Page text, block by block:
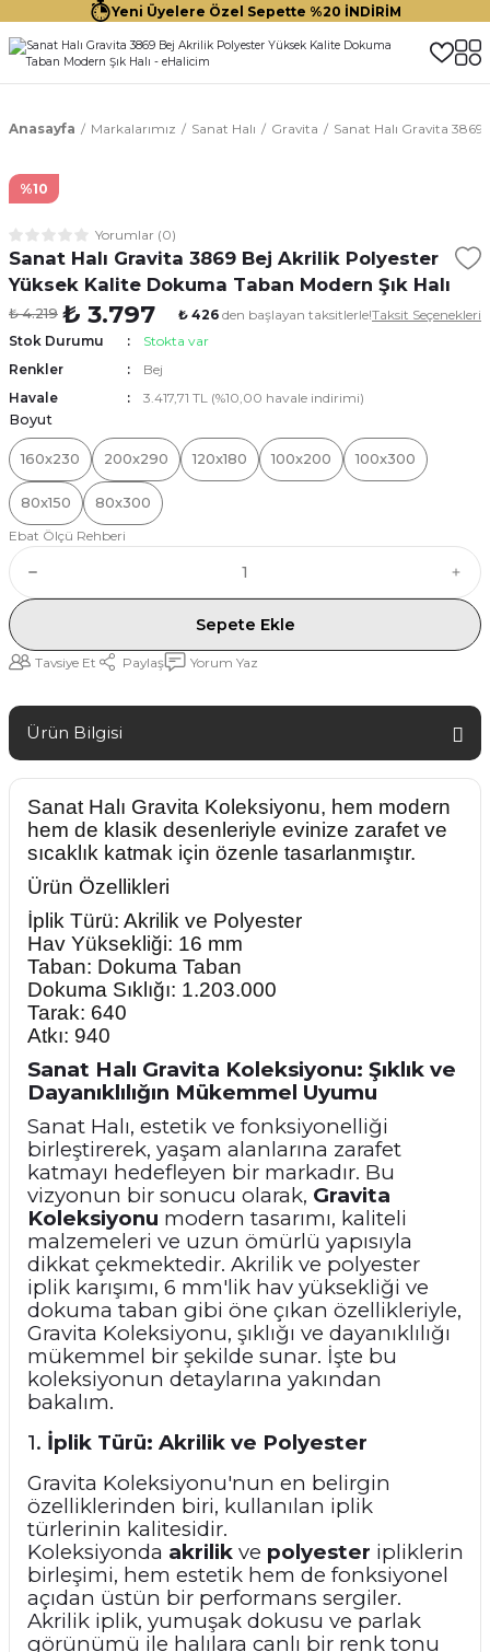
Yeni Üyelere Özel Sepette %20 İNDİRİM
Anasayfa Markalarımız Sanat Halı Gravita Sanat Halı Gravita 3869
%10
Yorumlar (0)
Sanat Halı Gravita 3869 Bej Akrilik Polyester
Yüksek Kalite Dokuma Taban Modern Şık Halı
₺ 4.219 ₺ 3.797 ₺ 426 den başlayan taksitlerle!Taksit Seçenekleri
Stok Durumu
Stokta var
Renkler
Bej
Havale
3.417,71 TL (%10,00 havale indirimi)
Boyut
160x230 200x290 120x180 100x200 100x300
80x150
80x300
Ebat Ölçü Rehberi
Sepete Ekle
Tavsiye Et Paylaş Yorum Yaz
Ürün Bilgisi
Sanat Halı Gravita Koleksiyonu, hem modern
hem de klasik desenleriyle evinize zarafet ve
sıcaklık katmak için özenle tasarlanmıştır.
Ürün Özellikleri
İplik Türü: Akrilik ve Polyester
Hav Yüksekliği: 16 mm
Taban: Dokuma Taban
Dokuma Sıklığı: 1.203.000
Tarak: 640
Atkı: 940
Sanat Halı Gravita Koleksiyonu: Şıklık ve
Dayanıklılığın Mükemmel Uyumu
Sanat Halı, estetik ve fonksiyonelliği
birleştirerek, yaşam alanlarına zarafet
katmayı hedefleyen bir markadır. Bu
vizyonun bir sonucu olarak, Gravita
Koleksiyonu modern tasarımı, kaliteli
malzemeleri ve uzun ömürlü yapısıyla
dikkat çekmektedir. Akrilik ve polyester
iplik karışımı, 6 mm'lik hav yüksekliği ve
dokuma taban gibi öne çıkan özellikleriyle,
Gravita Koleksiyonu, şıklığı ve dayanıklılığı
mükemmel bir şekilde sunar. İşte bu
koleksiyonun detaylarına yakından
bakalım.
1. İplik Türü: Akrilik ve Polyester
Gravita Koleksiyonu'nun en belirgin
özelliklerinden biri, kullanılan iplik
türlerinin kalitesidir.
Koleksiyonda akrilik ve polyester ipliklerin
birleşimi, hem estetik hem de fonksiyonel
açıdan üstün bir performans sergiler.
Akrilik iplik, yumuşak dokusu ve parlak
görünümü ile halılara canlı bir renk tonu